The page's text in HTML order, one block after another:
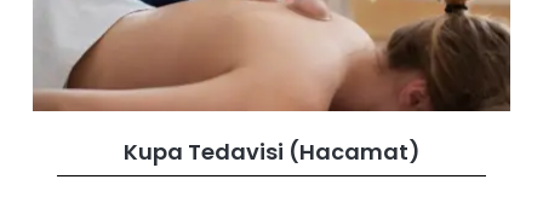
Kupa Tedavisi (Hacamat)